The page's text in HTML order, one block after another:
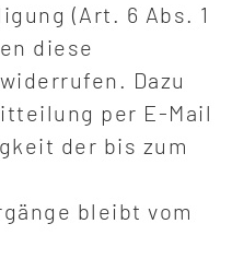
(Art. 6 Abs. 1
diese
Dazu
per E-Mail
der bis zum
bleibt vom